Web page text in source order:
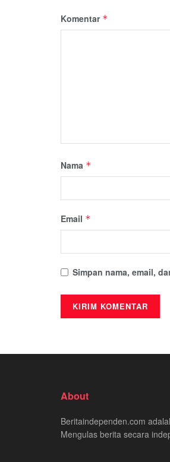
Komentar *
Nama *
Email *
Simpan nama, email,
About
Beritaindependen.com
Mengulas berita secara